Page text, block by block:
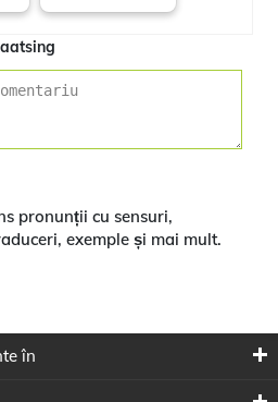
pronunții cu sensuri,
exemple și mai mult.
în